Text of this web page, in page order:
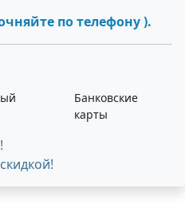
по телефону ).
Банковские
карты